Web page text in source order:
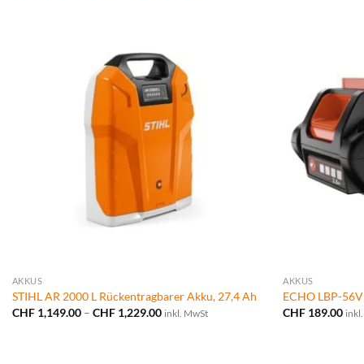
AKKUS
STIHL AR 2000 L Rückentragbarer Akku, 27,4 Ah
CHF1,149.00 – CHF1,229.00Preisspanne:
inkl. MwSt
AKKUS
ECHO LBP-
CHF 189.00